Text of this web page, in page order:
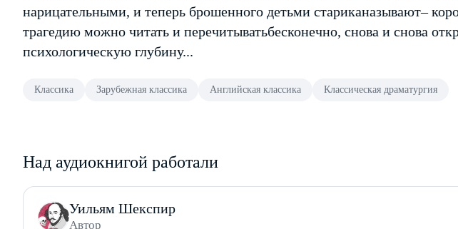
нарицательными, и теперь брошенного детьми стариканазывают–
трагедию можно читать и перечитыватьбесконечно, снова и снова
психологическую глубину...
Классика Зарубежная классика Английская классика Классическая драматургия
Над аудиокнигой работали
Уильям Шекспир
Автор